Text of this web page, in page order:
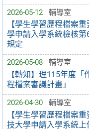
2026-05-12 輔導室
【學生學習歷程檔案
學申請入學系統檢核
規定
2026-05-08 輔導室
【轉知】理115年度
程檔案審議計畫」
2026-04-30 輔導室
【學生學習歷程檔案
技大學申請入學系統